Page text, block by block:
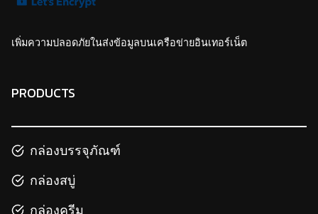
เพิ่มความปลอดภัยในส่งข้อมูลบนเครือข่ายอินเทอร์เน็ต
PRODUCTS
กล่องบรรจุภัณฑ์
กล่องสบู่
กล่องครีม